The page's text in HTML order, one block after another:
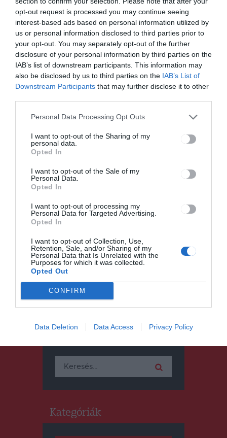
opt-out request is processed you may continue seeing
interest-based ads based on personal information utilized by
us or personal information disclosed to third parties prior to
your opt-out. You may separately opt-out of the further
disclosure of your personal information by third parties on the
IAB’s list of downstream participants. This information may
also be disclosed by us to third parties on the IAB’s List of
Downstream Participants that may further disclose it to other
Personal Data Processing Opt Outs
I want to opt-out of the Sharing of my
personal data.
Opted In
I want to opt-out of the Sale of my
Personal Data.
Opted In
I want to opt-out of processing my
Personal Data for Targeted Advertising.
Opted In
I want to opt-out of Collection, Use,
Retention, Sale, and/or Sharing of my
Personal Data that Is Unrelated with the
Purposes for which it was collected.
Opted Out
CONFIRM
Data Deletion Data Access Privacy Policy
Ez is érdekelheti
megbetegedések száma
UDVARHELYSZÉK
A decemberi fizetések még
ellátórendszerben
Keresés
Keresés:
Kategóriák